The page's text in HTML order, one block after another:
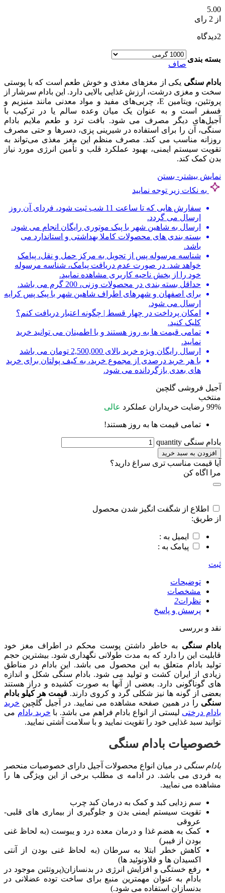
5.00
از 2 رای
2دیدگاه
بسته بندی
صاف
بادام سنگی یکی از مغزهای مغذی و خوش‌ طعم است که با پوستی
سخت و مغزی درشت، ارزش غذایی بالایی دارد. این بادام سرشار از
پروتئین، ویتامین E، چربی‌های مفید و مواد معدنی مانند منیزیم و
فسفر است و به‌ عنوان یک میان‌ وعده سالم یا در ترکیب با
آجیل‌های دیگر مصرف می‌ شود. بافت ترد و طعم ملایم بادام
سنگی، آن را برای استفاده در شیرینی‌ پزی، دسرها و حتی مصرف
روزانه مناسب می‌ کند. مصرف منظم این مغز مغذی می‌تواند به
تقویت سیستم ایمنی، بهبود عملکرد قلب و تأمین انرژی مورد نیاز
بدن کمک کند.
نمایش بیشتر - بستن
به نکات زیر توجه نمایید
سفارش هایی که تا ساعت 11 شب ثبت شود، فردای آن روز
ارسال می گردد.
ارسال به شاهین شهر با پیک موتوری رایگان انجام می شود.
بسته بندی های محصولات کاملا بهداشتی و استاندارد می
باشد.
شناسه مرسوله پس از تحویل به مرکز حمل و نقل، پیامک
خواهد شد. در صورت عدم دریافت پیامک، شناسه مرسوله
خود را از بخش ناحیه کاربری مشاهده نمایید.
حداقل بسته بندی در محصولات وزنی، 200 گرم می باشد.
برای اصفهان و شهرهای اطراف شاهین شهر با پیک پس کرایه
ارسال می شود.
امکان پرداخت در چهار قسط | چگونه اعتبار دریافت کنم؟
کلیک کنید.
تمامی قیمت ها به روز هستند و با اطمینان می توانید خرید
نمایید.
ارسال رایگان ویژه خرید بالای 2,500,000 تومان می باشد
با هر خرید درصدی از مجموع خرید، به کیف پولتان برای خرید
های بعدی بازگردانده می شود.
آجیل فروشی گلچین
منتخب
99% رضایت خریداران عملکرد عالی
تمامی قیمت ها به روز هستند!
بادام سنگی quantity
افزودن به سبد خرید
آیا قیمت مناسب تری سراغ دارید؟
مرا اگاه کن
اطلاع از شگفت انگیز شدن محصول
از طریق:
ایمیل به :
پیامک به :
ثبت
توضیحات
مشخصات
نظرات2
پرسش و پاسخ
نقد و بررسی
بادام سنگی به خاطر داشتن پوست محکم در اطراف مغز خود
قابلیت این را دارد که به مدت طولانی نگهداری شود. بیشترین حجم
تولید بادام متعلق به این محصول می باشد. این بادام در مناطق
زیادی از ایران کشت و تولید می شود. بادام سنگی شکل و اندازه
های گوناگونی دارد. بعضی از آنها به صورت کشیده و دراز هستند
بعضی از گونه ها نیز شکلی گرد و کروی دارند. قیمت هر کیلو بادام
سنگی را در همین صفحه مشاهده می نمایید. در آجیل گلچین خرید
بادام درختی لیستی از انواع بادام فراهم می باشد. با خرید بادام می
توانید سبد غذایی خود را تقویت نمایید و با سلامت آشتی نمایید.
خصوصیات بادام سنگی
بادام سنگی در میان انواع محصولات آجیل دارای خصوصیات منحصر
به فردی می باشد. در ادامه ی مطلب برخی از این ویژگی ها را
مشاهده می نمایید.
سم زدایی کبد و کمک به درمان کبد چرب
تقویت سیستم ایمنی بدن و جلوگیری از بیماری های قلبی-
عروقی
کمک به هضم غذا و درمان معده درد و یبوست (به لحاظ غنی
بودن از فیبر)
کاهش خطر ابتلا به سرطان (به لحاظ غنی بودن از آنتی
اکسیدان ها و فلاونوئید ها)
رفع خستگی و افزایش انرژی در بدنسازان(پروتئین موجود در
بادام به عنوان مهمترین منبع برای ساخت توده عضلانی در
بدنسازان استفاده می شود.)